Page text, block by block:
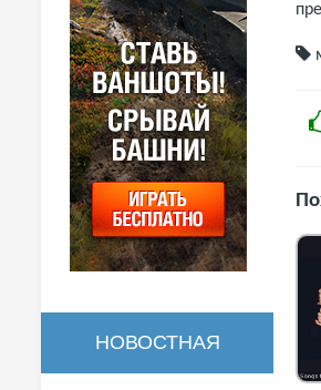
НОВОСТНАЯ